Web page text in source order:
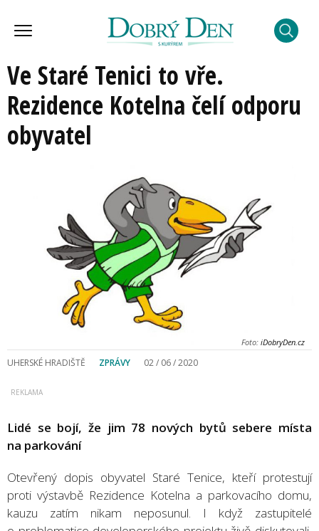
Ve Staré Tenici to vře.
Rezidence Kotelna čelí odporu
obyvatel
Foto: iDobryDen.cz
UHERSKÉ HRADIŠTĚ ZPRÁVY 02 / 06 / 2020
Lidé se bojí, že jim 78 nových bytů sebere místa
na parkování
Otevřený dopis obyvatel Staré Tenice, kteří protestují
proti výstavbě Rezidence Kotelna a parkovacího domu,
kauzu zatím nikam neposunul. I když zastupitelé